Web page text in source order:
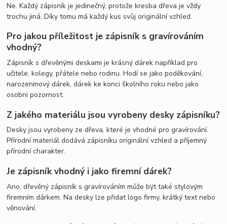
Ne. Každý zápisník je jedinečný, protože kresba dřeva je vždy
trochu jiná. Díky tomu má každý kus svůj originální vzhled.
Pro jakou příležitost je zápisník s gravírováním
vhodný?
Zápisník s dřevěnými deskami je krásný dárek například pro
učitele, kolegy, přátele nebo rodinu. Hodí se jako poděkování,
narozeninový dárek, dárek ke konci školního roku nebo jako
osobní pozornost.
Z jakého materiálu jsou vyrobeny desky zápisníku?
Desky jsou vyrobeny ze dřeva, které je vhodné pro gravírování.
Přírodní materiál dodává zápisníku originální vzhled a příjemný
přírodní charakter.
Je zápisník vhodný i jako firemní dárek?
Ano, dřevěný zápisník s gravírováním může být také stylovým
firemním dárkem. Na desky lze přidat logo firmy, krátký text nebo
věnování.